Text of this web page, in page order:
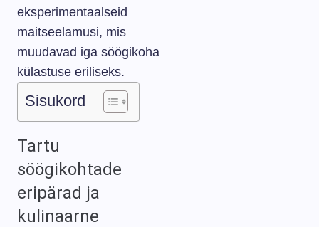
eksperimentaalseid
maitseelamusi, mis
muudavad iga söögikoha
külastuse eriliseks.
Sisukord
Tartu
söögikohtade
eripärad ja
kulinaarne